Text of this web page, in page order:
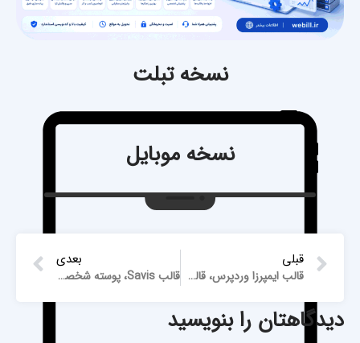
نسخه تبلت
نسخه موبایل
قبلی
قالب ایمپرزا وردپرس، قالب impreza به همراه نصب رایگـــان
بعدی
قالب Savis، پوسته شخصی ساویس
دیدگاهتان را بنویسید